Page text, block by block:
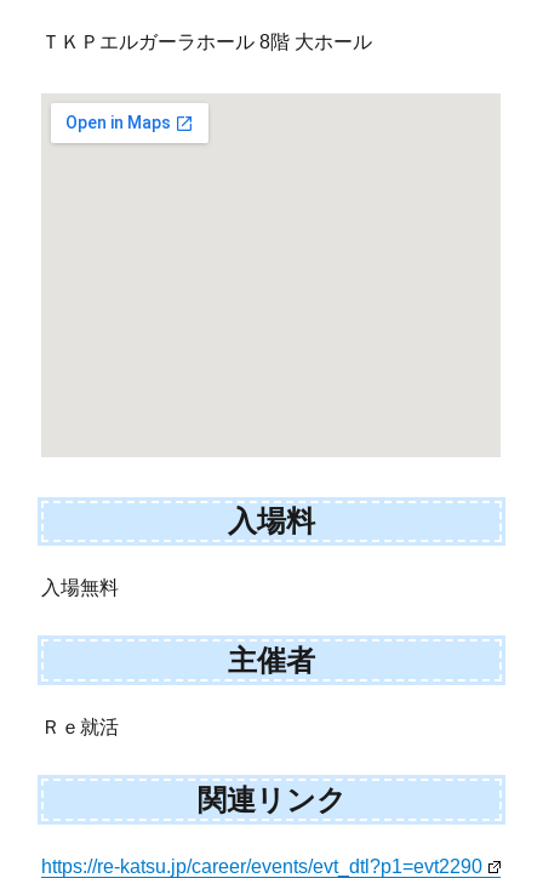
ＴＫＰエルガーラホール 8階 大ホール
入場料
入場無料
主催者
Ｒｅ就活
関連リンク
https://re-katsu.jp/career/events/evt_dtl?p1=evt2290